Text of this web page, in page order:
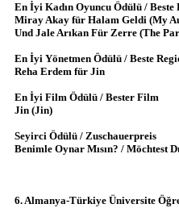
En İyi Kadın Oyuncu Ödülü /
Miray Akay für Halam Geldi (My
Und Jale Arıkan Für Zerre (The
En İyi Yönetmen Ödülü / Beste
Reha Erdem für Jin
En İyi Film Ödülü / Bester Film
Jin (Jin)
Seyirci Ödülü / Zuschauerpreis
Benimle Oynar Mısın? / Möchtest
6. Almanya-Türkiye Üniversite